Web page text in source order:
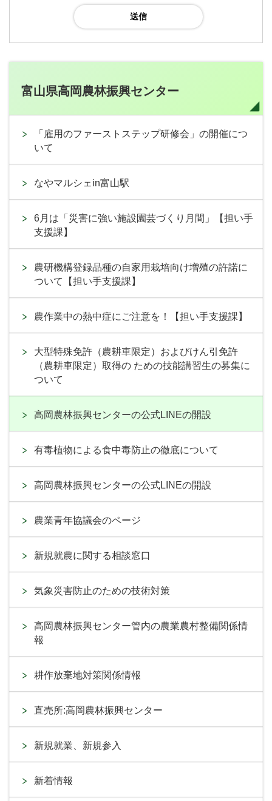
富山県高岡農林振興センター
「雇用のファーストステップ研修会」の開催につ
いて
なやマルシェin富山駅
6月は「災害に強い施設園芸づくり月間」【担い手
支援課】
農研機構登録品種の自家用栽培向け増殖の許諾に
ついて【担い手支援課】
農作業中の熱中症にご注意を！【担い手支援課】
大型特殊免許（農耕車限定）およびけん引免許
（農耕車限定）取得の ための技能講習生の募集に
ついて
高岡農林振興センターの公式LINEの開設
有毒植物による食中毒防止の徹底について
高岡農林振興センターの公式LINEの開設
農業青年協議会のページ
新規就農に関する相談窓口
気象災害防止のための技術対策
高岡農林振興センター管内の農業農村整備関係情
報
耕作放棄地対策関係情報
直売所:高岡農林振興センター
新規就業、新規参入
新着情報